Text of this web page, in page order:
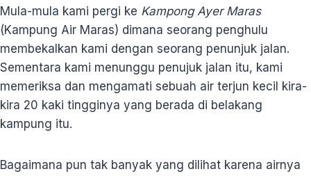
Mula-mula kami pergi ke Kampong Ayer Maras
(Kampung Air Maras) dimana seorang penghulu
membekalkan kami dengan seorang penunjuk jalan.
Sementara kami menunggu penujuk jalan itu, kami
memeriksa dan mengamati sebuah air terjun kecil kira-
kira 20 kaki tingginya yang berada di belakang
kampung itu.
Bagaimana pun tak banyak yang dilihat karena airnya